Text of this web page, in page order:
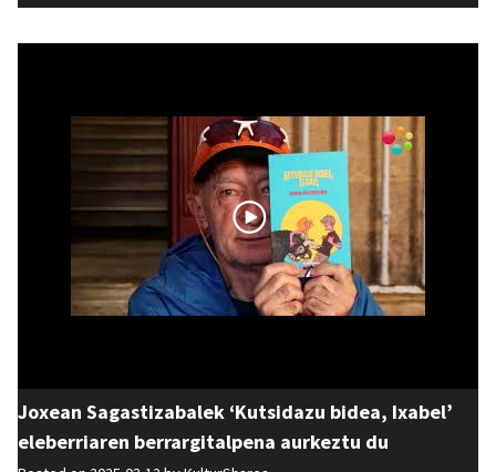
Joxean Sagastizabalek ‘Kutsidazu bidea, Ixabel’
eleberriaren berrargitalpena aurkeztu du